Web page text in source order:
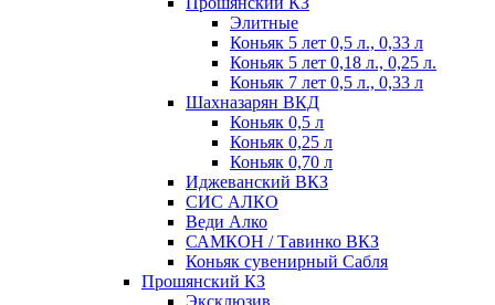
Элитные
Коньяк 5 лет 0,5 л., 0,33 л
Коньяк 5 лет 0,18 л., 0,25 л.
Коньяк 7 лет 0,5 л., 0,33 л
Шахназарян ВКД
Коньяк 0,5 л
Коньяк 0,25 л
Коньяк 0,70 л
Иджеванский ВКЗ
СИС АЛКО
Веди Алко
САМКОН / Тавинко ВКЗ
Коньяк сувенирный Сабля
Прошянский КЗ
Эксклюзив